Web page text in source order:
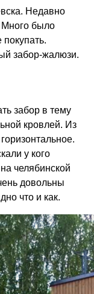
Недавно
Много было
покупать.
забор-жалюзи.
забор в тему
кровлей. Из
у кого
челябинской
довольны
что и как.